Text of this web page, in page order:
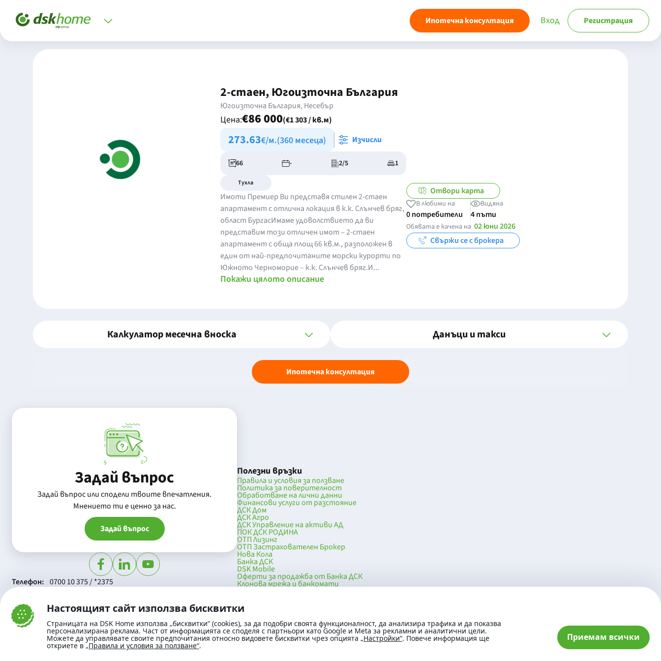
Настоящият сайт използва бисквитки
Страницата на DSK Home използва „бисквитки“ (cookies), за да подобри своята функционалност, да анализира трафика и да показва
персонализирана реклама. Част от информацията се споделя с партньори като Google и Meta за рекламни и аналитични цели.
Можете да управлявате своите предпочитания относно видовете бисквитки чрез опцията „Настройки“. Повече информация ще
откриете в „Правила и условия за ползване“.
Приемам всички
Ипотечна консултация Вход Регистрация
2-стаен, Югоизточна България
Югоизточна България, Несебър
Цена:€86 000(€1 303 / кв.м)
273.63€/м.(360 месеца) Изчисли
66 - 2/5 1
Тухла
Имоти Премиер Ви представя стилен 2-стаен
апартамент с отлична локация в к.к. Слънчев бряг,
област БургасИмаме удоволствието да ви
представим този отличен имот – 2-стаен
апартамент с обща площ 66 кв.м., разположен в
един от най-предпочитаните морски курорти по
Южното Черноморие – к.к. Слънчев бряг.И...
Покажи цялото описание
Отвори карта
В любими на
0 потребители
Видяна
4 пъти
Обявата е качена на 02 юни 2026
Свържи се с брокера
Калкулатор месечна вноска Данъци и такси
Ипотечна консултация
Задай въпрос
Задай въпрос или сподели твоите впечатления.
Mнението ти е ценно за нас.
Задай въпрос
Телефон:
SWIFT/BIC:
0700 10 375 / *2375
BIC/SWIFT на Банка ДСК: STSABGSF
Полезни връзки
Правила и условия за ползване
Политика за поверителност
Обработване на лични данни
Финансови услуги от разстояние
ДСК Дом
ДСК Агро
ДСК Управление на активи АД
ПОК ДСК РОДИНА
ОТП Лизинг
ОТП Застрахователен Брокер
Нова Кола
Банка ДСК
DSK Mobile
Оферти за продажба от Банка ДСК
Клонова мрежа и банкомати
© 2026 „Банка ДСК“ АД